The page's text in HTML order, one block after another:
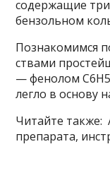
содержащие три
бензольном
Познакомимся
ствами
— фенолом
легло в основу
Читайте также:
препарата,